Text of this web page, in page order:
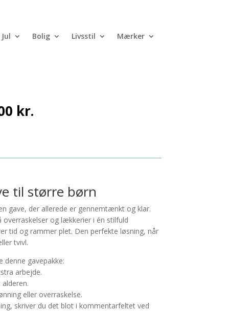
Jul Bolig Livsstil Mærker
kr..
kr.Den
aktuelle
179,00 kr..
til større børn
gave, der allerede er gennemtænkt og klar.
overraskelser og lækkerier i én stilfuld
tid og rammer plet. Den perfekte løsning, når
tvivl.
gavepakke:
arbejde.
eller overraskelse.
skriver du det blot i kommentarfeltet ved